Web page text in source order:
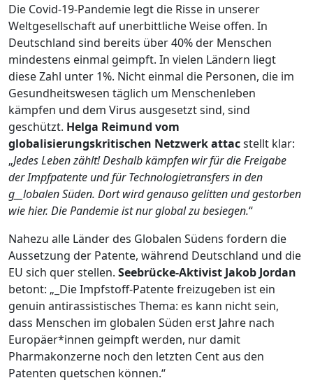
Die Covid-19-Pandemie legt die Risse in unserer
Weltgesellschaft auf unerbittliche Weise offen. In
Deutschland sind bereits über 40% der Menschen
mindestens einmal geimpft. In vielen Ländern liegt
diese Zahl unter 1%. Nicht einmal die Personen, die im
Gesundheitswesen täglich um Menschenleben
kämpfen und dem Virus ausgesetzt sind, sind
geschützt. Helga Reimund vom
globalisierungskritischen Netzwerk attacstellt klar:
„Jedes Leben zählt! Deshalb kämpfen wir für die Freigabe
der Impfpatente undfür Technologietransfers in den
g__lobalen Süden. Dort wird genauso gelitten und gestorben
wie hier. Die Pandemie ist nur global zu besiegen.“
Nahezu alle Länder des Globalen Südens fordern die
Aussetzung der Patente, während Deutschland und die
EU sich quer stellen. Seebrücke-Aktivist Jakob Jordan
betont: „_Die Impfstoff-Patente freizugeben ist ein
genuin antirassistisches Thema: es kann nicht sein,
dass Menschen im globalen Süden erst Jahre nach
Europäer*innen geimpft werden, nur damit
Pharmakonzerne noch den letzten Cent aus den
Patenten quetschen können.“